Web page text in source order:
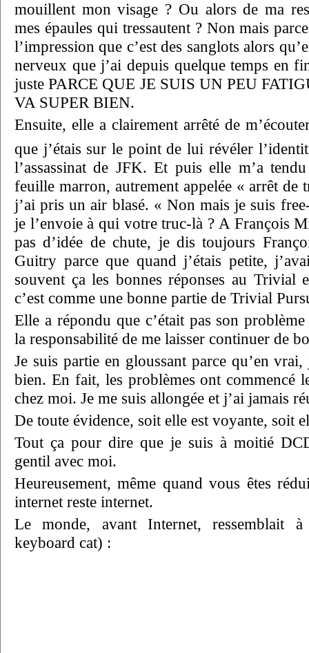
mouillent mon visage ? Ou alors de ma
mes épaules qui tressautent ? Non mais
l’impression que c’est des sanglots alors
nerveux que j’ai depuis quelque temps en
juste PARCE QUE JE SUIS UN PEU
VA SUPER BIEN.
Ensuite, elle a clairement arrêté de
que j’étais sur le point de lui révéler
l’assassinat de JFK. Et puis elle m’a
feuille marron, autrement appelée « arrêt de
j’ai pris un air blasé. « Non mais je suis
je l’envoie à qui votre truc-là ? A François
pas d’idée de chute, je dis toujours
Guitry parce que quand j’étais petite,
souvent ça les bonnes réponses au Trivial
c’est comme une bonne partie de Trivial
Elle a répondu que c’était pas son
la responsabilité de me laisser continuer de
Je suis partie en gloussant parce qu’en
bien. En fait, les problèmes ont commencé
chez moi. Je me suis allongée et j’ai jamais
De toute évidence, soit elle est voyante, soit
Tout ça pour dire que je suis à moitié
gentil avec moi.
Heureusement, même quand vous êtes
internet reste internet.
Le monde, avant Internet, ressemblait
keyboard cat) :